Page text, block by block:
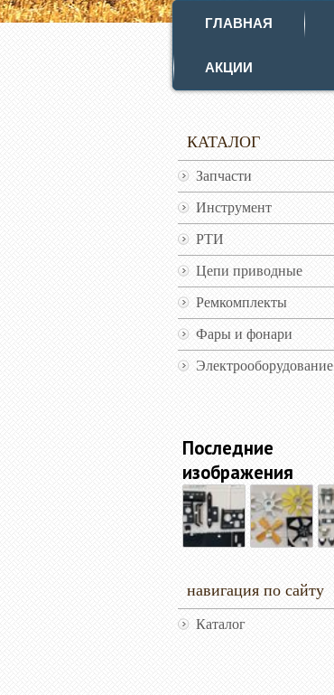
ГЛАВНАЯ
АКЦИИ
КАТАЛОГ
Запчасти
Инструмент
РТИ
Цепи приводные
Ремкомплекты
Фары и фонари
Электрооборудование
Последние
изображения
навигация по сайту
Каталог